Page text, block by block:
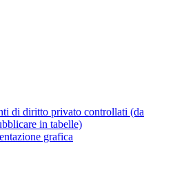
di diritto privato controllati (da
in tabelle)
grafica